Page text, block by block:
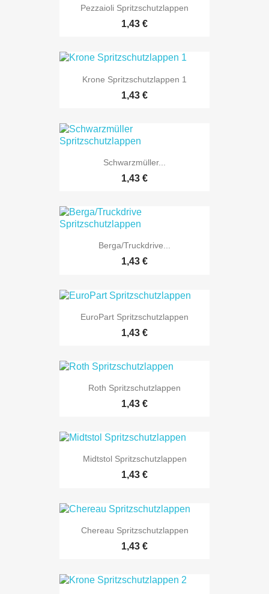
Pezzaioli Spritzschutzlappen
Preis
1,43 €
Krone Spritzschutzlappen 1
Preis
1,43 €
Schwarzmüller...
Preis
1,43 €
Berga/Truckdrive...
Preis
1,43 €
EuroPart Spritzschutzlappen
Preis
1,43 €
Roth Spritzschutzlappen
Preis
1,43 €
Midtstol Spritzschutzlappen
Preis
1,43 €
Chereau Spritzschutzlappen
Preis
1,43 €